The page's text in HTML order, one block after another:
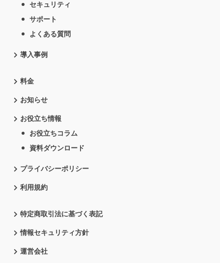
セキュリティ
サポート
よくある質問
導入事例
料金
お知らせ
お役立ち情報
お役立ちコラム
資料ダウンロード
プライバシーポリシー
利用規約
特定商取引法に基づく表記
情報セキュリティ方針
運営会社